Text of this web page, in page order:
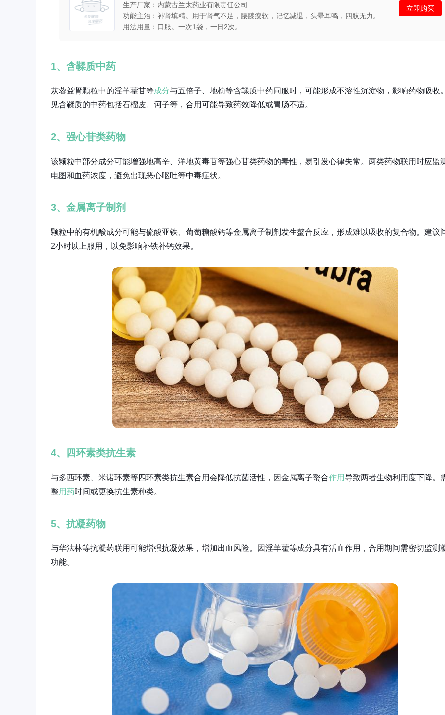
生产厂家：内蒙古兰太药业有限责任公司
功能主治：补肾填精。用于肾气不足，腰膝痠软，记忆减退，头晕耳鸣，四肢无力。
用法用量：口服。一次1袋，一日2次。
立即购买
1、含鞣质中药
苁蓉益肾颗粒中的淫羊藿苷等成分与五倍子、地榆等含鞣质中药同服时，可能形成不溶性沉淀物，影响药物吸收
见含鞣质的中药包括石榴皮、诃子等，合用可能导致药效降低或胃肠不适。
2、强心苷类药物
该颗粒中部分成分可能增强地高辛、洋地黄毒苷等强心苷类药物的毒性，易引发心律失常。两类药物联用时应监
电图和血药浓度，避免出现恶心呕吐等中毒症状。
3、金属离子制剂
颗粒中的有机酸成分可能与硫酸亚铁、葡萄糖酸钙等金属离子制剂发生螯合反应，形成难以吸收的复合物。建议
2小时以上服用，以免影响补铁补钙效果。
4、四环素类抗生素
与多西环素、米诺环素等四环素类抗生素合用会降低抗菌活性，因金属离子螯合作用导致两者生物利用度下降。
整用药时间或更换抗生素种类。
5、抗凝药物
与华法林等抗凝药联用可能增强抗凝效果，增加出血风险。因淫羊藿等成分具有活血作用，合用期间需密切监测
功能。